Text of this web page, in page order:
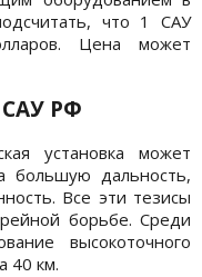
что 1 САУ
Цена может
РФ
установка может
большую дальность,
Все эти тезисы
борьбе. Среди
высокоточного
40 км.